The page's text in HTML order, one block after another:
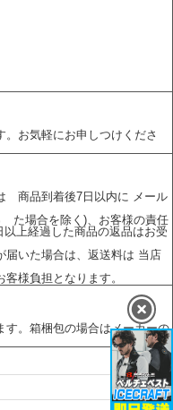
お気軽にお申しつけくださ
商品到着後7日以内に メール
た場合を除く)、お客様の責任
上経過した商品の返品はお受
いた場合は、返送料は 当店
様負担となります。
す。箱梱包の場合はメーカーの